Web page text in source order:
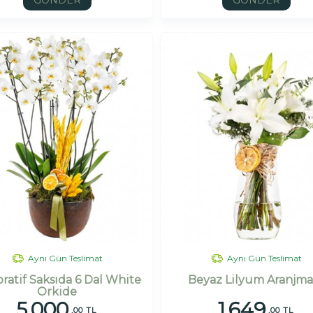
Aynı Gün Teslimat
Saksıda 6 Dal White
Orkide
,00 TL
Aynı Gün Teslimat
Beyaz Lilyum
,00 TL